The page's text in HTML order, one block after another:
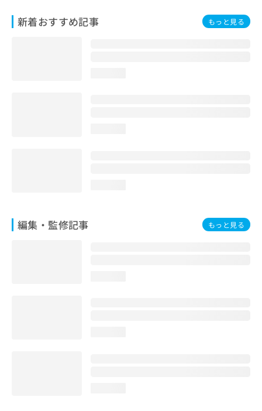
新着おすすめ記事 もっと見る
編集・監修記事 もっと見る
問